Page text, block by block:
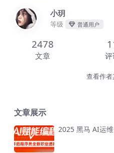
小玥
等级 普通用户
2478
文章 评
查看作
文章展示
2025 黑马 AI运